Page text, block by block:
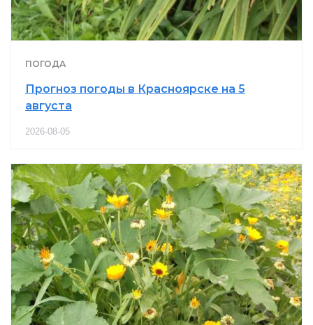
ПОГОДА
Прогноз погоды в Красноярске на 5
августа
2026-08-05